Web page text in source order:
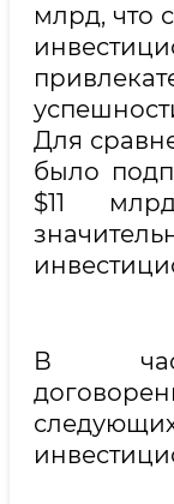
млрд, что
Для
было
$11
В